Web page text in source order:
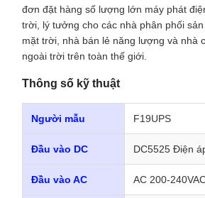
đơn đặt hàng số lượng lớn máy phát
trời, lý tưởng cho các nhà phân phối
mặt trời, nhà bán lẻ năng lượng và nhà
ngoài trời trên toàn thế giới.
Thông số kỹ thuật
Người mẫu F19UPS
Đầu vào DC DC5525 Điện
Đầu vào AC AC 200-